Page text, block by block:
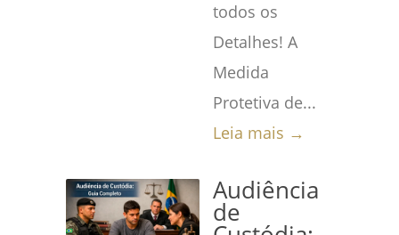
todos os
Detalhes! A
Medida
Protetiva de...
Leia mais →
Audiência
de